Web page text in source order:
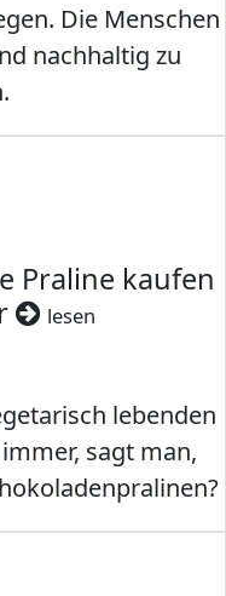
Die Menschen
nachhaltig zu
Praline kaufen
lesen
lebenden
sagt man,